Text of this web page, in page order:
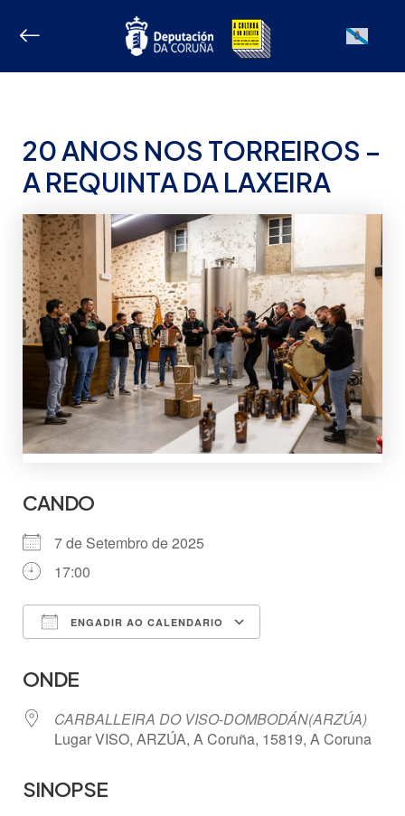
Galician
20 ANOS NOS TORREIROS –
A REQUINTA DA LAXEIRA
CANDO
7 de Setembro de 2025
17:00
ENGADIR AO CALENDARIO
ONDE
CARBALLEIRA DO VISO-DOMBODÁN(ARZÚA)
Lugar VISO, ARZÚA, A Coruña, 15819, A Coruna
SINOPSE